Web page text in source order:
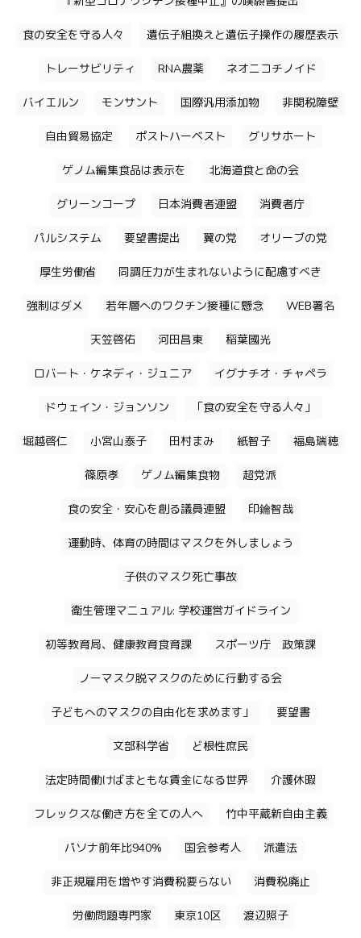
食の安全を守る人々 遺伝子組換えと遺伝子操作の履歴表示
トレーサビリティ RNA農薬 ネオニコチノイド
バイエルン モンサント 国際汎用添加物 非関税障壁
自由貿易協定 ポストハーベスト グリサホート
ゲノム編集食品は表示を 北海道食と命の会
グリーンコープ 日本消費者連盟 消費者庁
パルシステム 要望書提出 翼の党 オリーブの党
厚生労働省 同調圧力が生まれないように配慮すべき
強制はダメ 若年層へのワクチン接種に懸念 WEB署名
天笠啓佑 河田昌東 稲葉國光
ロバート・ケネディ・ジュニア イグナチオ・チャペラ
ドウェイン・ジョンソン 「食の安全を守る人々」
堀越啓仁 小宮山泰子 田村まみ 紙智子 福島瑞穂
篠原孝 ゲノム編集食物 超党派
食の安全・安心を創る議員連盟 印鑰智哉
運動時、体育の時間はマスクを外しましょう
子供のマスク死亡事故
衛生管理マニュアル: 学校運営ガイドライン
初等教育局、健康教育食育課 スポーツ庁 政策課
ノーマスク脱マスクのために行動する会
子どもへのマスクの自由化を求めます」 要望書
文部科学省 ど根性庶民
法定時間働けばまともな賃金になる世界 介護休暇
フレックスな働き方を全ての人へ 竹中平蔵新自由主義
パソナ前年比940% 国会参考人 派遣法
非正規雇用を増やす消費税要らない 消費税廃止
労働問題専門家 東京10区 渡辺照子